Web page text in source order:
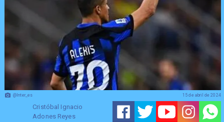
@Inter_es
Cristóbal Ignacio
Adones Reyes
15 de abril de 2024